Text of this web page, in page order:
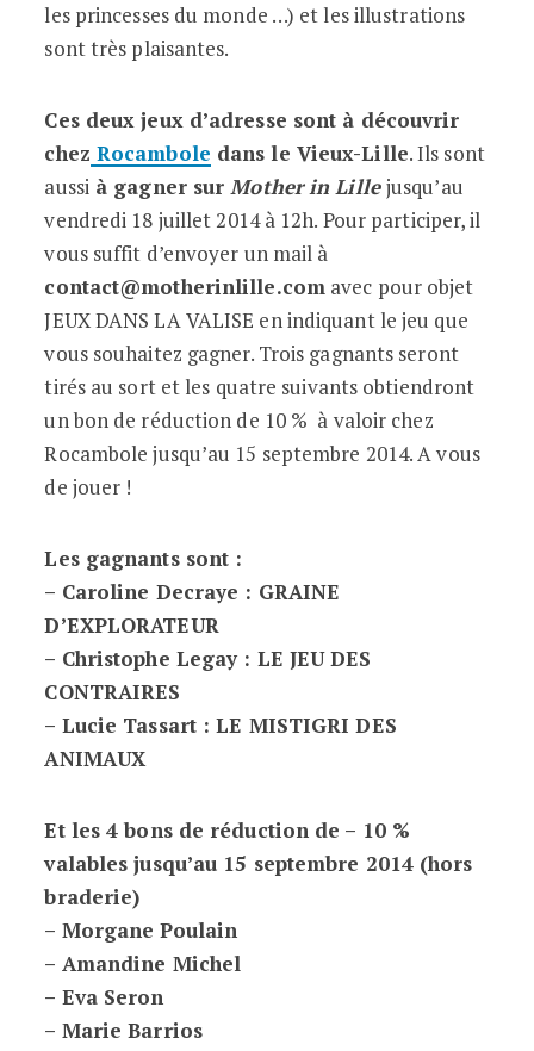
les princesses du monde …) et les illustrations
sont très plaisantes.
Ces deux jeux d’adresse sont à découvrir
chez Rocambole dans le Vieux-Lille. Ils sont
aussià gagner surMother in Lille jusqu’au
vendredi 18 juillet 2014 à 12h. Pour participer, il
vous suffit d’envoyer un mail à
contact@motherinlille.comavec pour objet
JEUX DANS LA VALISE en indiquant le jeu que
vous souhaitez gagner. Trois gagnants seront
tirés au sort et les quatre suivants obtiendront
un bon de réduction de 10 % à valoir chez
Rocambole jusqu’au 15 septembre 2014. A vous
de jouer !
Les gagnants sont :
– Caroline Decraye : GRAINE
D’EXPLORATEUR
– Christophe Legay : LE JEU DES
CONTRAIRES
– Lucie Tassart : LE MISTIGRI DES
ANIMAUX
Et les 4 bons de réduction de – 10 %
valables jusqu’au 15 septembre 2014 (hors
braderie)
– Morgane Poulain
– Amandine Michel
– Eva Seron
– Marie Barrios